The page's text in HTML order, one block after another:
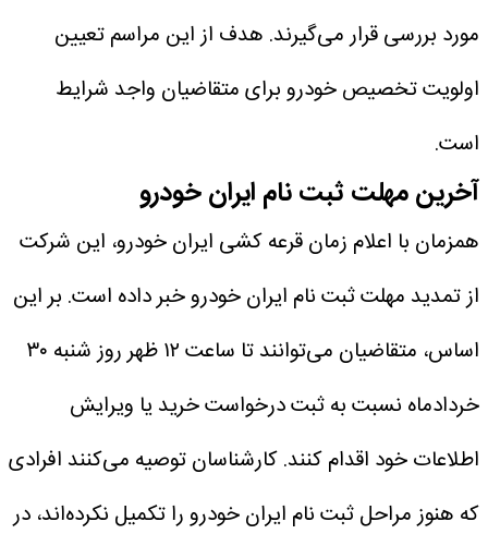
مورد بررسی قرار می‌گیرند. هدف از این مراسم تعیین
اولویت تخصیص خودرو برای متقاضیان واجد شرایط
است.
آخرین مهلت ثبت نام ایران خودرو
همزمان با اعلام زمان قرعه کشی ایران خودرو، این شرکت
از تمدید مهلت ثبت نام ایران خودرو خبر داده است. بر این
اساس، متقاضیان می‌توانند تا ساعت ۱۲ ظهر روز شنبه ۳۰
خردادماه نسبت به ثبت درخواست خرید یا ویرایش
اطلاعات خود اقدام کنند.کارشناسان توصیه می‌کنند افرادی
که هنوز مراحل ثبت نام ایران خودرو را تکمیل نکرده‌اند، در